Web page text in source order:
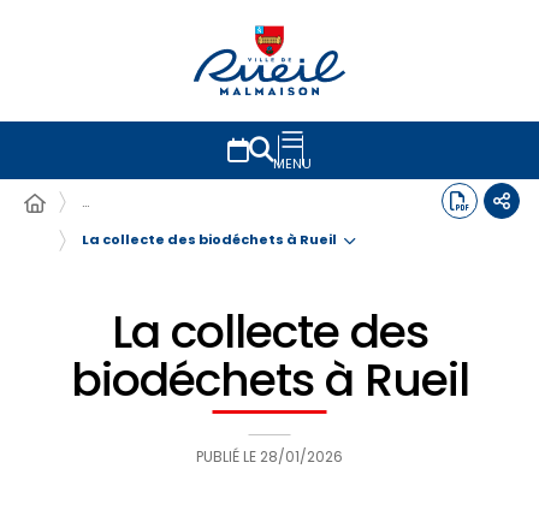
MENU
…
La collecte des biodéchets à Rueil
La collecte des
biodéchets à Rueil
PUBLIÉ LE 28/01/2026